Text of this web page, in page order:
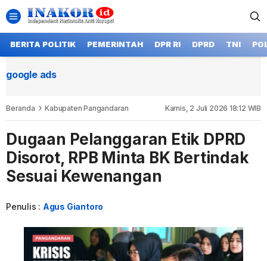
BERITA POLITIK PEMERINTAH DPR RI DPRD TNI
google ads
Beranda Kabupaten Pangandaran Kamis, 2 Juli 2026 18:12 WIB
Dugaan Pelanggaran Etik DPRD
Disorot, RPB Minta BK Bertindak
Sesuai Kewenangan
Penulis : Agus Giantoro